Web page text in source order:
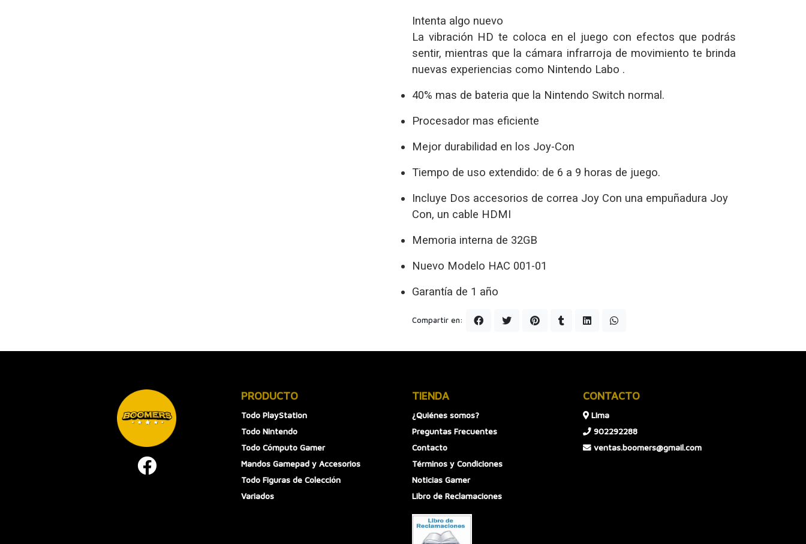
Intenta algo nuevo
La vibración HD te coloca en el juego con efectos que podrás
sentir, mientras que la cámara infrarroja de movimiento te brinda
nuevas experiencias como Nintendo Labo .
40% mas de bateria que la Nintendo Switch normal.
Procesador mas eficiente
Mejor durabilidad en los Joy-Con
Tiempo de uso extendido: de 6 a 9 horas de juego.
Incluye Dos accesorios de correa Joy Con una empuñadura Joy
Con, un cable HDMI
Memoria interna de 32GB
Nuevo Modelo HAC 001-01
Garantía de 1 año
Compartir en:
PRODUCTO
Todo PlayStation
Todo Nintendo
Todo Cómputo Gamer
Mandos Gamepad y Accesorios
Todo Figuras de Colección
Variados
TIENDA
¿Quiénes somos?
Preguntas Frecuentes
Contacto
Términos y Condiciones
Noticias Gamer
Libro de Reclamaciones
CONTACTO
LIma
902292288
ventas.boomers@gmail.com